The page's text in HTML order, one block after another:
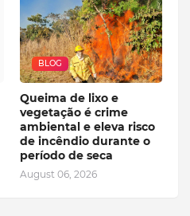
BLOG
Queima de lixo e
vegetação é crime
ambiental e eleva risco
de incêndio durante o
período de seca
August 06, 2026